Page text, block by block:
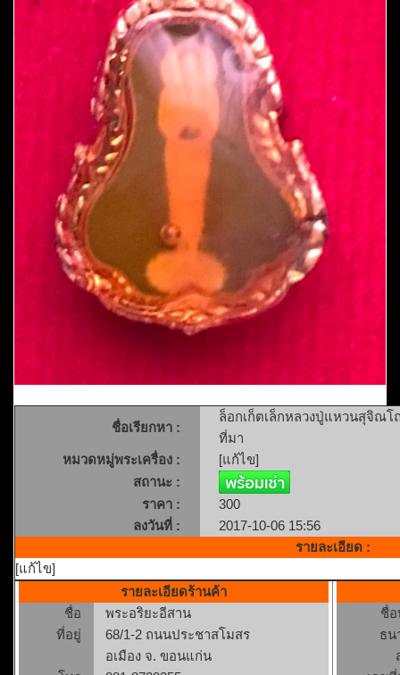
ชื่อเรียกหา :
ล็อกเก็ตเล็กหลวงปู่แหวนสุจิณ
ที่มา
หมวดหมู่พระเครื่อง :
[แก้ไข]
สถานะ :
ราคา :
300
ลงวันที่ :
2017-10-06 15:56
รายละเอียด :
[แก้ไข]
รายละเอียดร้านค้า
ชื่อ
พระอริยะอีสาน
ที่อยู่
68/1-2 ถนนประชาสโมสร
อเมือง จ. ขอนแก่น
ชื่
ธน